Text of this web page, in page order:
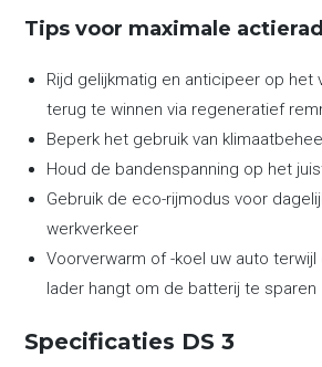
Tips voor maximale
Rijd gelijkmatig en anticipeer op het
terug te winnen via regeneratief
Beperk het gebruik van
Houd de bandenspanning op het
Gebruik de eco-rijmodus voor
werkverkeer
Voorverwarm of -koel uw auto
lader hangt om de batterij te sparen
Specificaties DS 3